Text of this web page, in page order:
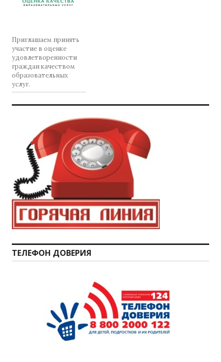
Приглашаем принять
участие в оценке
удовлетворенности
граждан качеством
образовательных
услуг.
ТЕЛЕФОН ДОВЕРИЯ